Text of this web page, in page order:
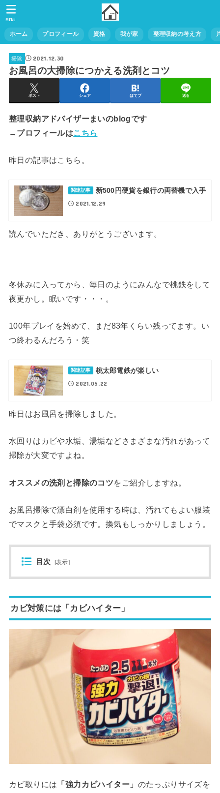
ホーム プロフィール 資格 我が家 整理収納の考え方
MENU
掃除 2021.12.30
お風呂の大掃除につかえる洗剤とコツ
ポスト シェア はてブ 送る
整理収納アドバイザーまいのblogです
→プロフィールはこちら
昨日の記事はこちら。
関連記事 新500円硬貨を銀行の両替機で入手
2021.12.29
読んでいただき、ありがとうございます。
冬休みに入ってから、毎日のようにみんなで桃鉄をして
夜更かし。眠いです・・・。
100年プレイを始めて、まだ83年くらい残ってます。い
つ終わるんだろう・笑
関連記事 桃太郎電鉄が楽しい
2021.05.22
昨日はお風呂を掃除しました。
水回りはカビや水垢、湯垢などさまざまな汚れがあって
掃除が大変ですよね。
オススメの洗剤と掃除のコツをご紹介しますね。
お風呂掃除で漂白剤を使用する時は、汚れてもよい服装
でマスクと手袋必須です。換気もしっかりしましょう。
目次 [表示]
カビ対策には「カビハイター」
カビ取りには 「強力カビハイター」 のたっぷりサイズを